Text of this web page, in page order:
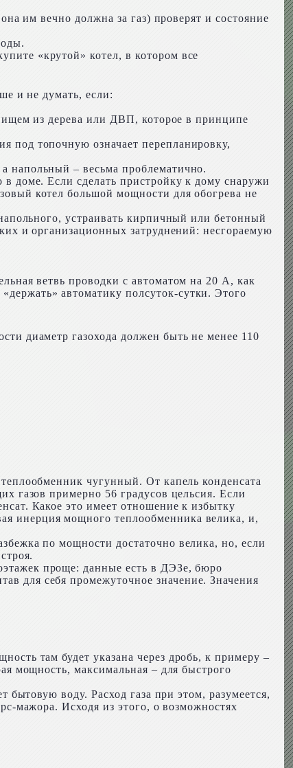
им вечно должна за газ) проверят и состояние
«крутой» котел, в котором все
и не думать, если:
из дерева или ДВП, которое в принципе
под топочную означает перепланировку,
напольный – весьма проблематично.
доме. Если сделать пристройку к дому снаружи
котел большой мощности для обогрева не
устраивать кирпичный или бетонный
и организационных затруднений: несгораемую
ветвь проводки с автоматом на 20 А, как
автоматику полсуток-сутки. Этого
диаметр газохода должен быть не менее 110
чугунный. От капель конденсата
газов примерно 56 градусов цельсия. Если
Какое это имеет отношение к избытку
инерция мощного теплообменника велика, и,
по мощности достаточно велика, но, если
проще: данные есть в ДЭЗе, бюро
для себя промежуточное значение. Значения
там будет указана через дробь, к примеру –
мощность, максимальная – для быстрого
бытовую воду. Расход газа при этом, разумеется,
мажора. Исходя из этого, о возможностях